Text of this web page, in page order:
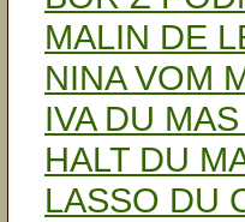
MALIN DE
NINA VOM
IVA DU
HALT DU
LASSO DU